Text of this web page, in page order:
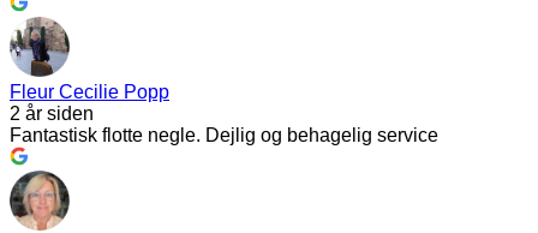
Fleur Cecilie Popp
2 år siden
Fantastisk flotte negle. Dejlig og behagelig service